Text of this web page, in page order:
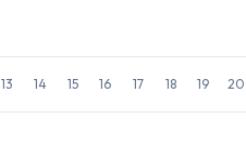
13 14 15 16 17 18 19 20
Nastavení odběru letáků